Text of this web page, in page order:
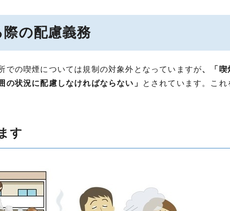
の配慮義務
の喫煙については規制の対象外となっていますが、「喫
状況に配慮しなければならない」
とされています。これ
す